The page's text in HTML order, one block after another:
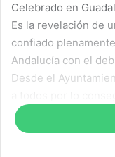
Celebrado en
Es la revelación de
confiado
Andalucía con el
Desde el